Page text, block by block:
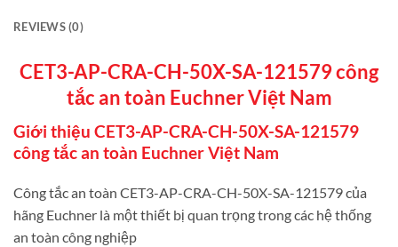
REVIEWS (0)
CET3-AP-CRA-CH-50X-SA-121579 công
tắc an toàn Euchner Việt Nam
Giới thiệu CET3-AP-CRA-CH-50X-SA-121579
công tắc an toàn Euchner Việt Nam
Công tắc an toàn CET3-AP-CRA-CH-50X-SA-121579 của
hãng Euchner là một thiết bị quan trọng trong các hệ thống
an toàn công nghiệp